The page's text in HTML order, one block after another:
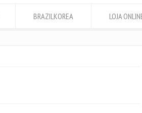
BRAZILKOREA LOJA